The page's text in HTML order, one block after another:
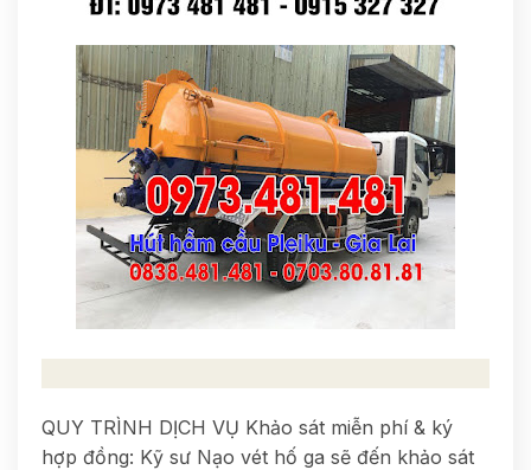
QUY TRÌNH DỊCH VỤ Khảo sát miễn phí & ký
hợp đồng: Kỹ sư Nạo vét hố ga sẽ đến khảo sát